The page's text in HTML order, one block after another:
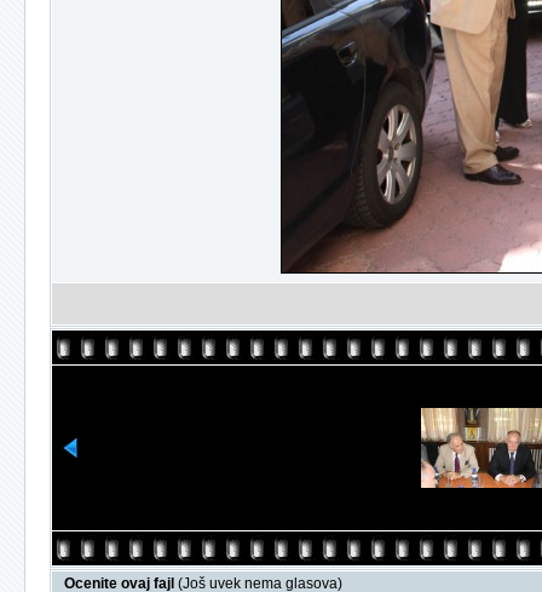
Ocenite ovaj fajl (Još uvek nema glasova)